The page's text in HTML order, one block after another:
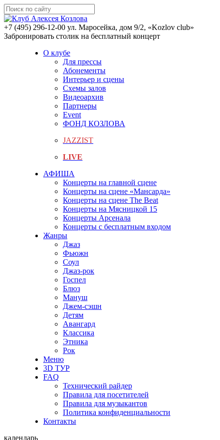
+7 (495) 296-12-00 ул. Маросейка, дом 9/2, «Kozlov club»
Забронировать столик на бесплатный концерт
О клубе
Для прессы
Абонементы
Интерьер и сцены
Схемы залов
Видеоархив
Партнеры
Event
ФОНД КОЗЛОВА
JAZZIST
LIVE
АФИША
Концерты на главной сцене
Концерты на сцене «Мансарда»
Концерты на сцене The Beat
Концерты на Мясницкой 15
Концерты Арсенала
Концерты с бесплатным входом
Жанры
Джаз
Фьюжн
Соул
Джаз-рок
Госпел
Блюз
Мануш
Джем-сэшн
Детям
Авангард
Классика
Этника
Рок
Меню
3D ТУР
FAQ
Технический райдер
Правила для посетителей
Правила для музыкантов
Политика конфиденциальности
Контакты
календарь